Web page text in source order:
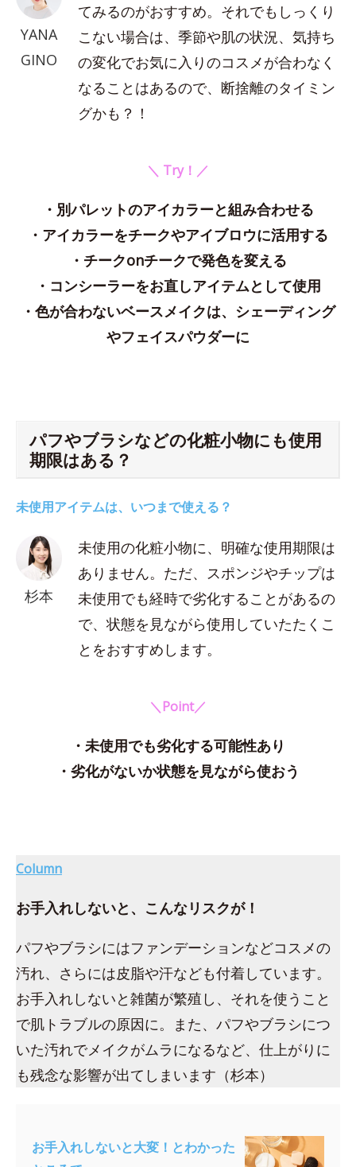
YANA
GINO
てみるのがおすすめ。それでもしっくり
こない場合は、季節や肌の状況、気持ち
の変化でお気に入りのコスメが合わなく
なることはあるので、断捨離のタイミン
グかも？！
＼ Try！／
・別パレットのアイカラーと組み合わせる
・アイカラーをチークやアイブロウに活用する
・チークonチークで発色を変える
・コンシーラーをお直しアイテムとして使用
・色が合わないベースメイクは、シェーディング
やフェイスパウダーに
パフやブラシなどの化粧小物にも使用
期限はある？
未使用アイテムは、いつまで使える？
杉本
未使用の化粧小物に、明確な使用期限は
ありません。ただ、スポンジやチップは
未使用でも経時で劣化することがあるの
で、状態を見ながら使用していたたくこ
とをおすすめします。
＼Point／
・未使用でも劣化する可能性あり
・劣化がないか状態を見ながら使おう
Column
お手入れしないと、こんなリスクが！
パフやブラシにはファンデーションなどコスメの
汚れ、さらには皮脂や汗なども付着しています。
お手入れしないと雑菌が繁殖し、それを使うこと
で肌トラブルの原因に。また、パフやブラシにつ
いた汚れでメイクがムラになるなど、仕上がりに
も残念な影響が出てしまいます（杉本）
お手入れしないと大変！とわかった